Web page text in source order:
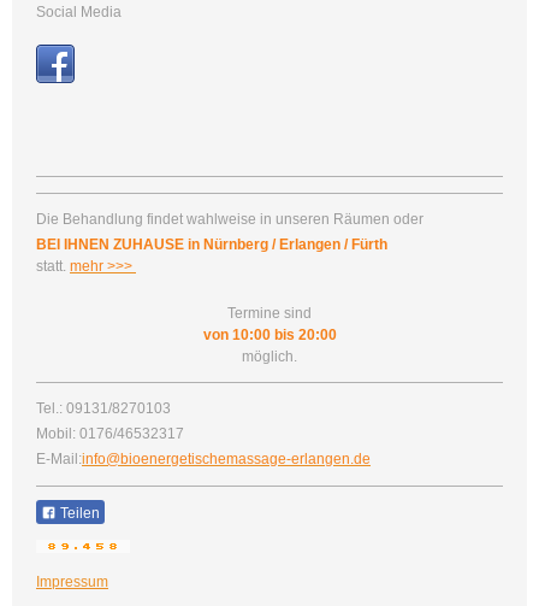
Social Media
Die Behandlung findet wahlweise in unseren Räumen oder
BEI IHNEN ZUHAUSE in Nürnberg / Erlangen / Fürth
statt. mehr >>>
Termine sind
von 10:00 bis 20:00
möglich.
Tel.: 09131/8270103
Mobil: 0176/46532317
E-Mail:info@bioenergetischemassage-erlangen.de
Teilen
Impressum